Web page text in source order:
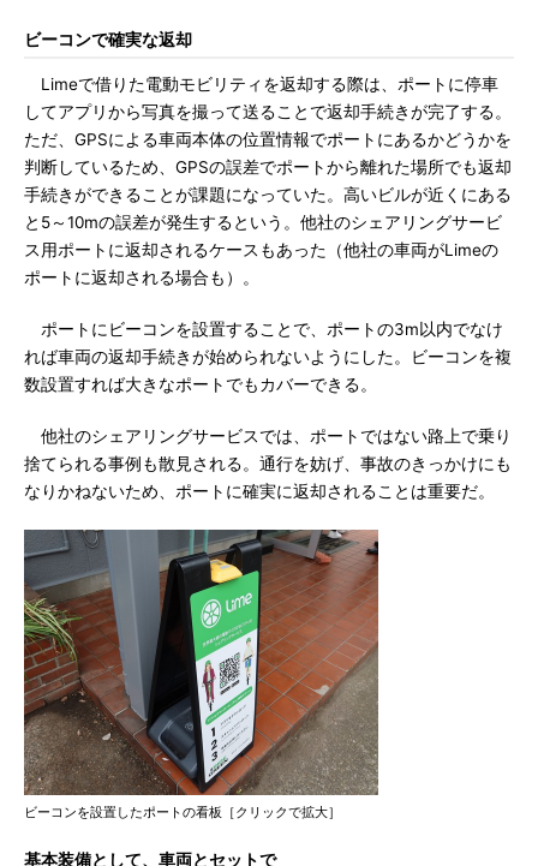
ビーコンで確実な返却
Limeで借りた電動モビリティを返却する際は、ポートに停車
してアプリから写真を撮って送ることで返却手続きが完了する。
ただ、GPSによる車両本体の位置情報でポートにあるかどうかを
判断しているため、GPSの誤差でポートから離れた場所でも返却
手続きができることが課題になっていた。高いビルが近くにある
と5～10mの誤差が発生するという。他社のシェアリングサービ
ス用ポートに返却されるケースもあった（他社の車両がLimeの
ポートに返却される場合も）。
ポートにビーコンを設置することで、ポートの3m以内でなけ
れば車両の返却手続きが始められないようにした。ビーコンを複
数設置すれば大きなポートでもカバーできる。
他社のシェアリングサービスでは、ポートではない路上で乗り
捨てられる事例も散見される。通行を妨げ、事故のきっかけにも
なりかねないため、ポートに確実に返却されることは重要だ。
ビーコンを設置したポートの看板［クリックで拡大］
基本装備として、車両とセットで